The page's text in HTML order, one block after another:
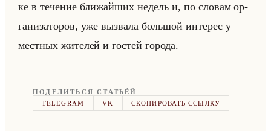
ке в те­че­ние бли­жайших недель и, по сло­вам ор­
га­ни­за­то­ров, уже вы­зва­ла большой ин­те­рес у
мест­ных жи­те­лей и го­стей го­ро­да.
ПОДЕЛИТЬСЯ СТАТЬЁЙ
TELEGRAM
VK СКОПИРОВАТЬ ССЫЛКУ